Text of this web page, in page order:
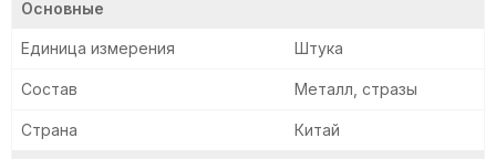
Основные
Единица измерения Штука
Состав Металл, стразы
Страна Китай